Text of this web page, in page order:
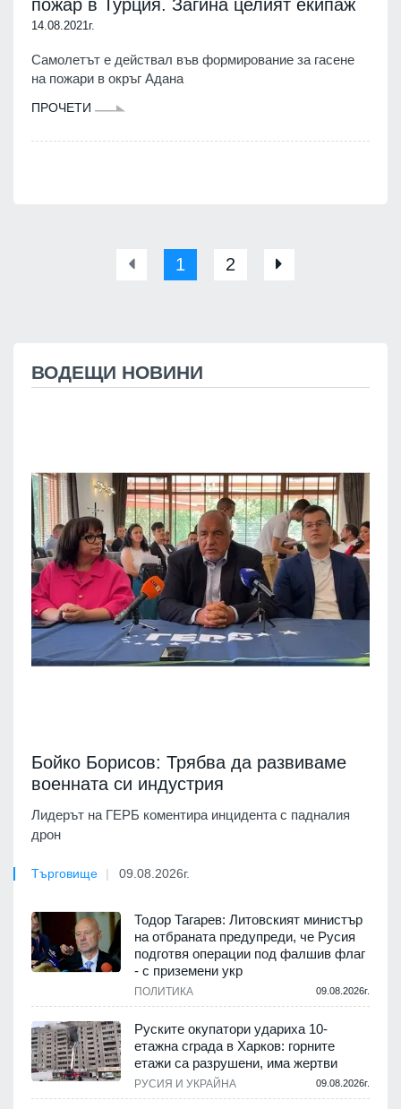
пожар в Турция. Загина целият екипаж
14.08.2021г.
Самолетът е действал във формирование за гасене
на пожари в окръг Адана
ПРОЧЕТИ
1 2
ВОДЕЩИ НОВИНИ
Бойко Борисов: Трябва да развиваме
военната си индустрия
Лидерът на ГЕРБ коментира инцидента с падналия
дрон
Търговище 09.08.2026г.
Тодор Тагарев: Литовският министър
на отбраната предупреди, че Русия
подготвя операции под фалшив флаг
- с приземени укр
ПОЛИТИКА 09.08.2026г.
Руските окупатори удариха 10-
етажна сграда в Харков: горните
етажи са разрушени, има жертви
РУСИЯ И УКРАЙНА 09.08.2026г.